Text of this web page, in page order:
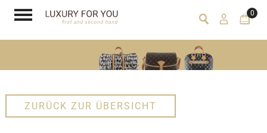
0
ZURÜCK ZUR ÜBERSICHT